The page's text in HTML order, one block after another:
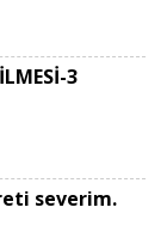
3
severim.